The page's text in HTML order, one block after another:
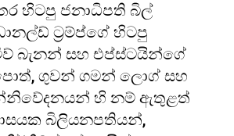
හිටපු ජනාධිපති බිල්
ට්‍රම්ප්ගේ හිටපු
බැනන් සහ එප්ස්ටයින්ගේ
ගුවන් ගමන් ලොග් සහ
හි නම් ඇතුළත්
බිලියනපතියන්,